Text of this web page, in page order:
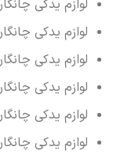
لوازم یدکی
لوازم یدکی
لوازم یدکی
لوازم یدکی
لوازم یدکی
لوازم یدکی